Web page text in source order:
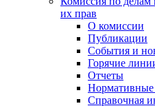
их прав
О комиссии
Публикации
События и
Горячие
Отчеты
Нормативные
Справочная